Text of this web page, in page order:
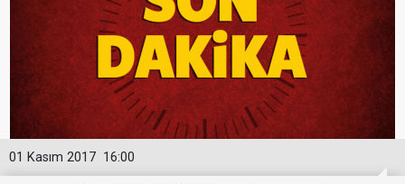
16:00
01 Kasım 2017